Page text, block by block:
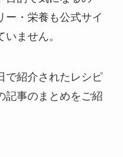
ー・栄養も公式サイ
ません。
で紹介されたレシピ
記事のまとめをご紹